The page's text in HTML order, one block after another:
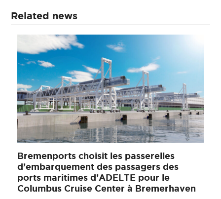
Related news
Bremenports choisit les passerelles
d’embarquement des passagers des
ports maritimes d’ADELTE pour le
Columbus Cruise Center à Bremerhaven